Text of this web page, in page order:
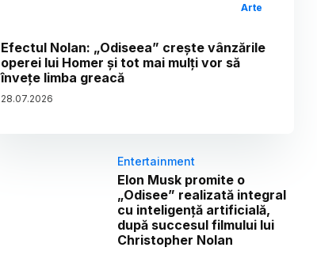
Arte
Efectul Nolan: „Odiseea” crește vânzările
operei lui Homer și tot mai mulți vor să
învețe limba greacă
28.07.2026
Entertainment
Elon Musk promite o
„Odisee” realizată integral
cu inteligență artificială,
după succesul filmului lui
Christopher Nolan